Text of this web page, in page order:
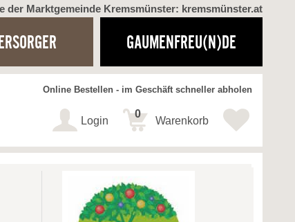
der Marktgemeinde Kremsmünster: kremsmünster.at
GAUMENFREU(N)DE
Online Bestellen - im Geschäft schneller abholen
Login Warenkorb
0